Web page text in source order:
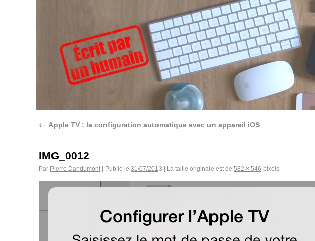
← Apple TV : la configuration automatique avec un appareil iOS
IMG_0012
Par Pierre Dandumont Publié le 31/07/2013 La taille originale est de 582 × 546 pixels